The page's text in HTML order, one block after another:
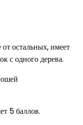
остальных, имеет
с одного дерева.
5 баллов.